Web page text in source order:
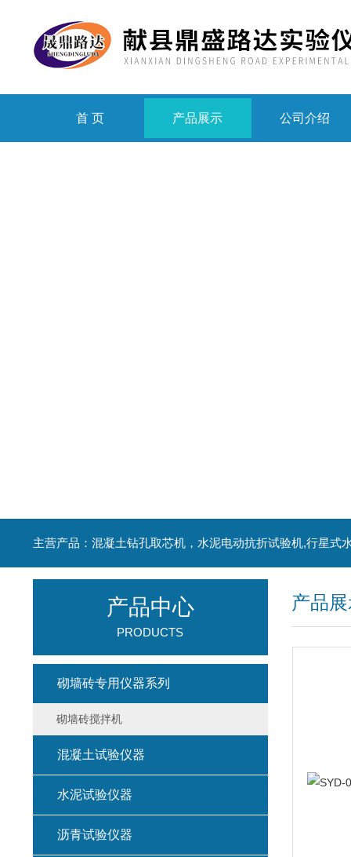
首 页 产品展示 公司介绍
产品
产品中心
PRODUCTS
砌墙砖专用仪器系列
砌墙砖搅拌机
混凝土试验仪器
水泥试验仪器
沥青试验仪器